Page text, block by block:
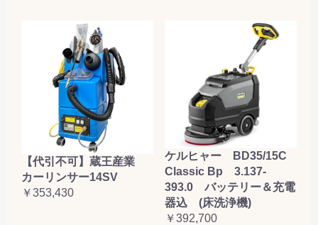
【代引不可】蔵王産業
カーリンサー14SV
￥353,430
ケルヒャー BD35/15C
Classic Bp 3.137-
393.0 バッテリー＆充電
器込 (床洗浄機)
￥392,700